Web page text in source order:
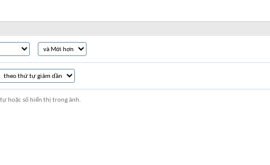
hoặc số hiển thị trong ảnh.